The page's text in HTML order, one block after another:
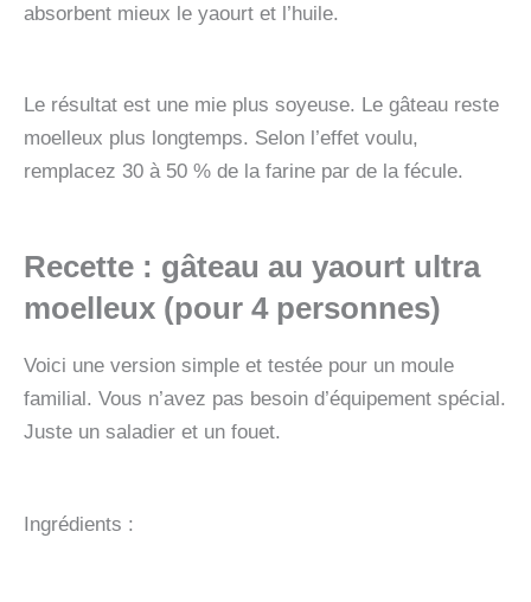
absorbent mieux le yaourt et l’huile.
Le résultat est une mie plus soyeuse. Le gâteau reste
moelleux plus longtemps. Selon l’effet voulu,
remplacez 30 à 50 % de la farine par de la fécule.
Recette : gâteau au yaourt ultra
moelleux (pour 4 personnes)
Voici une version simple et testée pour un moule
familial. Vous n’avez pas besoin d’équipement spécial.
Juste un saladier et un fouet.
Ingrédients :